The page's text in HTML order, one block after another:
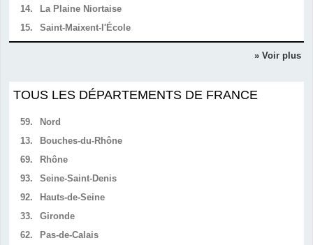
14.
La Plaine Niortaise
15.
Saint-Maixent-l'École
» Voir plus
TOUS LES DÉPARTEMENTS DE FRANCE
59.
Nord
13.
Bouches-du-Rhône
69.
Rhône
93.
Seine-Saint-Denis
92.
Hauts-de-Seine
33.
Gironde
62.
Pas-de-Calais